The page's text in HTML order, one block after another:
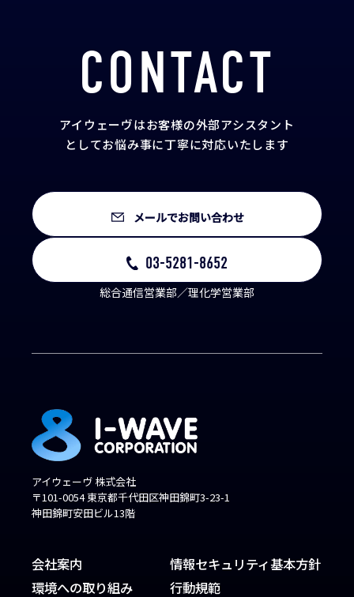
CONTACT
アイウェーヴはお客様の外部アシスタント
としてお悩み事に丁寧に対応いたします
メールでお問い合わせ
03-5281-8652
総合通信営業部／理化学営業部
アイウェーヴ 株式会社
〒101-0054 東京都千代田区神田錦町3-23-1
神田錦町安田ビル13階
会社案内
環境への取り組み
情報セキュリティ基本方針
行動規範